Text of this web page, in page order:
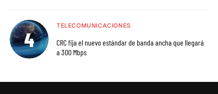
TELECOMUNICACIONES
CRC fija el nuevo estándar de banda ancha que llegará
a 300 Mbps